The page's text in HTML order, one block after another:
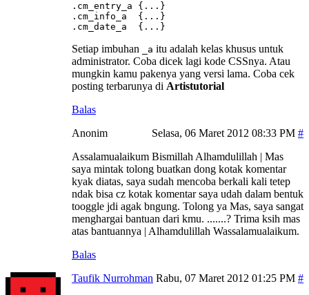
.cm_entry_a {...}
.cm_info_a  {...}
.cm_date_a  {...}
Setiap imbuhan _a itu adalah kelas khusus untuk
administrator. Coba dicek lagi kode CSSnya. Atau
mungkin kamu pakenya yang versi lama. Coba cek
posting terbarunya di Artistutorial
Balas
Anonim
Selasa, 06 Maret 2012 08:33 PM
Assalamualaikum Bismillah Alhamdulillah | Mas
saya mintak tolong buatkan dong kotak komentar
kyak diatas, saya sudah mencoba berkali kali tetep
ndak bisa cz kotak komentar saya udah dalam bentuk
tooggle jdi agak bngung. Tolong ya Mas, saya sangat
menghargai bantuan dari kmu. .......? Trima ksih mas
atas bantuannya | Alhamdulillah Wassalamualaikum.
Balas
Taufik Nurrohman Rabu, 07 Maret 2012 01:25 PM